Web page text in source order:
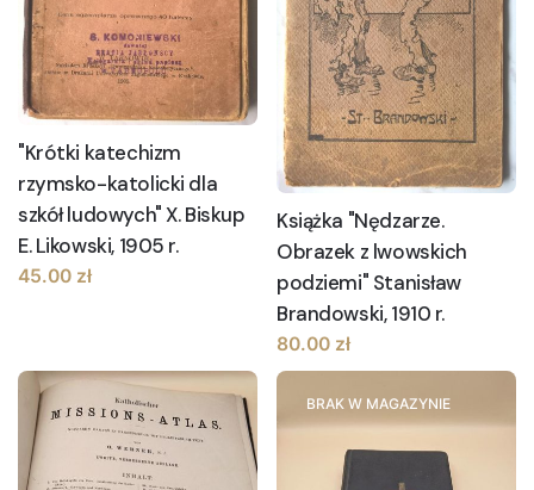
"Krótki katechizm
rzymsko-katolicki dla
szkół ludowych" X. Biskup
E. Likowski, 1905 r.
45.00 zł
Książka "Nędzarze.
Obrazek z lwowskich
podziemi" Stanisław
Brandowski, 1910 r.
80.00 zł
BRAK W MAGAZYNIE